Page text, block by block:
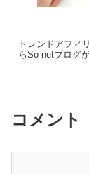
トレンドアフィ
らSo-netブログ
コメント